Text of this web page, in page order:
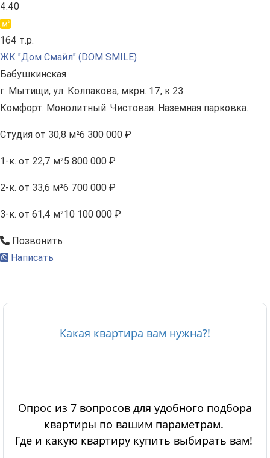
4.40
164 т.р.
ЖК "Дом Смайл" (DOM SMILE)
Бабушкинская
г. Мытищи, ул. Колпакова, мкрн. 17, к 23
Комфорт. Монолитный. Чистовая. Наземная парковка.
Студия от 30,8 м²6 300 000 ₽
1-к. от 22,7 м²5 800 000 ₽
2-к. от 33,6 м²6 700 000 ₽
3-к. от 61,4 м²10 100 000 ₽
Позвонить
Написать